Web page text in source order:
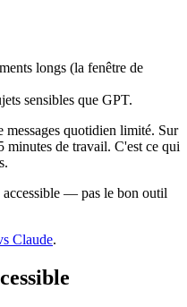
longs (la fenêtre de
sensibles que GPT.
messages quotidien limité. Sur
minutes de travail. C'est ce qui
— pas le bon outil
Claude.